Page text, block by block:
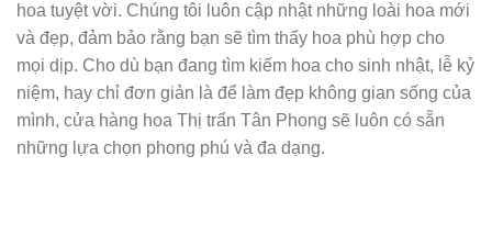
hoa tuyệt vời. Chúng tôi luôn cập nhật những loài hoa mới
và đẹp, đảm bảo rằng bạn sẽ tìm thấy hoa phù hợp cho
mọi dịp. Cho dù bạn đang tìm kiếm hoa cho sinh nhật, lễ kỷ
niệm, hay chỉ đơn giản là để làm đẹp không gian sống của
mình, cửa hàng hoa Thị trấn Tân Phong sẽ luôn có sẵn
những lựa chọn phong phú và đa dạng.